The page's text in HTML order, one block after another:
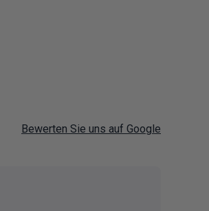
Bewerten Sie uns auf Google